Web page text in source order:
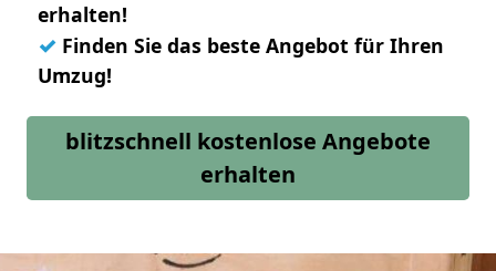
erhalten!
✓ Finden Sie das beste Angebot für Ihren
Umzug!
blitzschnell kostenlose Angebote
erhalten